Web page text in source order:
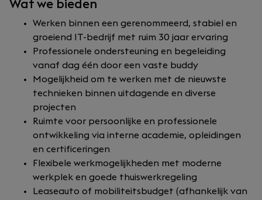
Wat we bieden
Werken binnen een gerenommeerd, stabiel en
groeiend IT-bedrijf met ruim 30 jaar ervaring
Professionele ondersteuning en begeleiding
vanaf dag één door een vaste buddy
Mogelijkheid om te werken met de nieuwste
technieken binnen uitdagende en diverse
projecten
Ruimte voor persoonlijke en professionele
ontwikkeling via interne academie, opleidingen
en certificeringen
Flexibele werkmogelijkheden met moderne
werkplek en goede thuiswerkregeling
Leaseauto of mobiliteitsbudget (afhankelijk van